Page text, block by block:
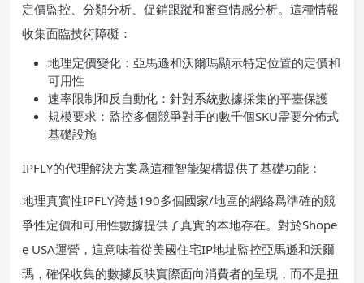
定價監控、分類分析、促銷跟蹤和審查情感分析。這種情報
收集面臨技術障礙：
地理定價變化：亞馬遜和沃爾瑪顯示特定位置的定價和
可用性
速率限制和反自動化：針對系統數據採集的平臺保護
規模要求：監控多個競爭對手的數千個SKU需要分佈式
基礎設施
IPFLY的代理解決方案爲這種智能架構提供了基礎功能：
地理真實性IPFLY跨越190多個國家/地區的網絡爲準確的競
爭性定價和可用性數據提供了真實的本地存在。對於Shope
e USA運營，這意味着從美國住宅IP地址監控亞馬遜和沃爾
瑪，確保收集的數據反映實際面向消費者的呈現，而不是扭